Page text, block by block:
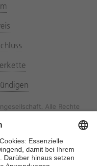
Alle Rechte